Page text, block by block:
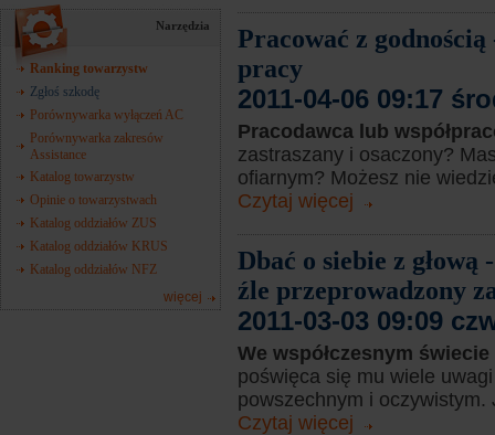
Narzędzia
Ranking towarzystw
Zgłoś szkodę
Porównywarka wyłączeń AC
Porównywarka zakresów
Assistance
Katalog towarzystw
Opinie o towarzystwach
Katalog oddziałów ZUS
Katalog oddziałów KRUS
Katalog oddziałów NFZ
więcej
Pracować z
pracy
2011-04-06 09:17
Pracodawca lub
zastraszany i osaczony?
ofiarnym? Możesz nie
Czytaj więcej
Dbać o siebie z głową
źle przeprowadzony
2011-03-03 09:09
We współczesnym
poświęca się mu wiele
powszechnym i
Czytaj więcej